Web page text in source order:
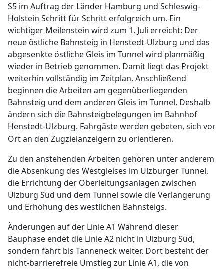
S5 im Auftrag der Länder Hamburg und Schleswig-
Holstein Schritt für Schritt erfolgreich um. Ein
wichtiger Meilenstein wird zum 1. Juli erreicht: Der
neue östliche Bahnsteig in Henstedt-Ulzburg und das
abgesenkte östliche Gleis im Tunnel wird planmäßig
wieder in Betrieb genommen. Damit liegt das Projekt
weiterhin vollständig im Zeitplan. Anschließend
beginnen die Arbeiten am gegenüberliegenden
Bahnsteig und dem anderen Gleis im Tunnel. Deshalb
ändern sich die Bahnsteigbelegungen im Bahnhof
Henstedt-Ulzburg. Fahrgäste werden gebeten, sich vor
Ort an den Zugzielanzeigern zu orientieren.
Zu den anstehenden Arbeiten gehören unter anderem
die Absenkung des Westgleises im Ulzburger Tunnel,
die Errichtung der Oberleitungsanlagen zwischen
Ulzburg Süd und dem Tunnel sowie die Verlängerung
und Erhöhung des westlichen Bahnsteigs.
Änderungen auf der Linie A1 Während dieser
Bauphase endet die Linie A2 nicht in Ulzburg Süd,
sondern fährt bis Tanneneck weiter. Dort besteht der
nicht-barrierefreie Umstieg zur Linie A1, die von